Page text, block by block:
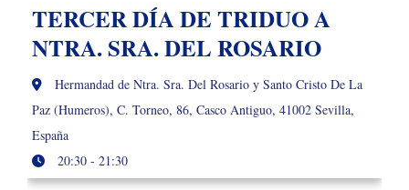
TERCER DÍA DE TRIDUO A
NTRA. SRA. DEL ROSARIO
Hermandad de Ntra. Sra. Del Rosario y Santo Cristo De La
Paz (Humeros), C. Torneo, 86, Casco Antiguo, 41002 Sevilla,
España
20:30 - 21:30